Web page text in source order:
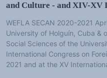
and Culture - and XIV-XV
WEFLA SECAN 2020-2021
University of Holguín, Cuba &
Social Sciences of the
International Congress on
2021 and at the XV